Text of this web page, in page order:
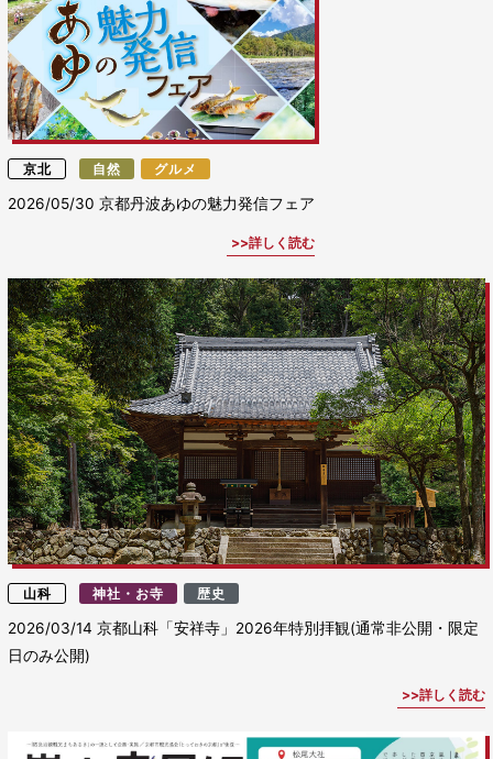
京北 自然 グルメ
2026/05/30京都丹波あゆの魅力発信フェア
詳しく読む
山科 神社・お寺 歴史
2026/03/14京都山科「安祥寺」2026年特別拝観(通常非公開・限定
日のみ公開)
詳しく読む